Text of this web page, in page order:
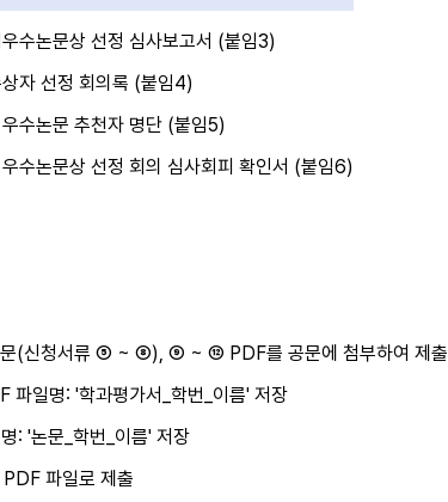
수논문상 선정 심사보고서 (붙임3)
자 선정 회의록 (붙임4)
수논문 추천자 명단 (붙임5)
수논문상 선정 회의 심사회피 확인서 (붙임6)
신청서류 ⑤ ~ ⑧), ⑨ ~ ⑫ PDF를 공문에 첨부하여 제출
일명: '학과평가서_학번_이름' 저장
'논문_학번_이름' 저장
파일로 제출